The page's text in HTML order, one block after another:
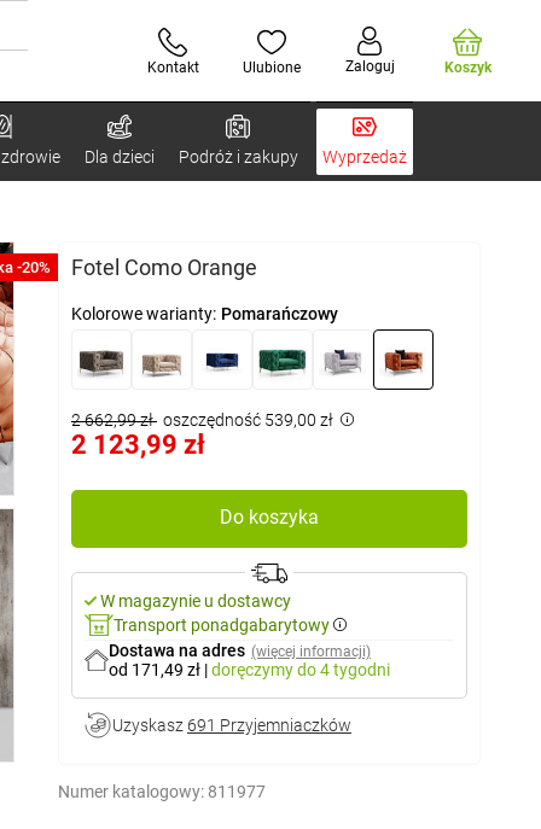
Kontakt Ulubione Zaloguj Koszyk
Dla dzieci Podróż i zakupy Wyprzedaż
-20% Fotel Como Orange
Kolorowe warianty: Pomarańczowy
2 662,99 zł oszczędność 539,00 zł
2 123,99 zł
Do koszyka
W magazynie u dostawcy
Transport ponadgabarytowy
Dostawa na adres (więcej informacji)
od 171,49 zł |doręczymydo 4 tygodni
Uzyskasz 691 Przyjemniaczków
Numer katalogowy: 811977